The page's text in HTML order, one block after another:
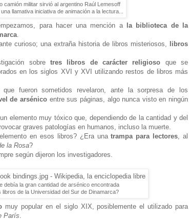
camión militar sirvió al argentino Raúl Lemesoff
llamativa iniciativa de animación a la lectura...
para hacer una mención a
la biblioteca de la
.
curioso; una extraña historia de libros misteriosos,
libros
sobre tres libros de carácter religioso que se
en los siglos XVI y XVI utilizando restos de libros más
fueron sometidos revelaron, ante la sorpresa de los
de arsénico entre sus páginas, algo nunca visto en ningún
elemento muy tóxico que, dependiendo de la cantidad y del
graves patologías en humanos, incluso la muerte.
en esos libros? ¿Era unatrampa para lectores, al
la Rosa?
según dijeron los investigadores.
debía la gran cantidad de arsénico encontrada
libros de la Universidad del Sur de Dinamarca?
muy popular en el siglo XIX, posiblemente el utilizado para
París